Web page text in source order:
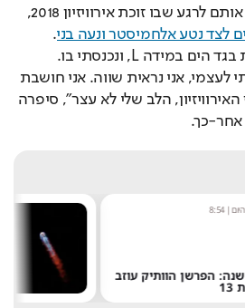
שבו זוכת אירוויזיון 2018,
לצד נטע אלחמיסטר ונעה בני .
"נסעתי אליהן, מדדתי את בגד הים במידה L, ונכנסתי בו.
הסתכלתי במראה ואמרתי לעצמי, אני נראית שווה. אני חושבת
שלא התרגשתי ככה מאז האירוויזיון, הלב שלי לא עצר", סיפרה
כך.
|
8:54
24 שנה: הפרשן הוותיק עוזב